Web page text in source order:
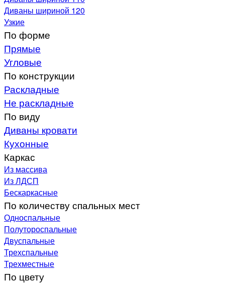
Диваны шириной 120
Узкие
По форме
Прямые
Угловые
По конструкции
Раскладные
Не раскладные
По виду
Диваны кровати
Кухонные
Каркас
Из массива
Из ЛДСП
Бескаркасные
По количеству спальных мест
Односпальные
Полутороспальные
Двуспальные
Трехспальные
Трехместные
По цвету